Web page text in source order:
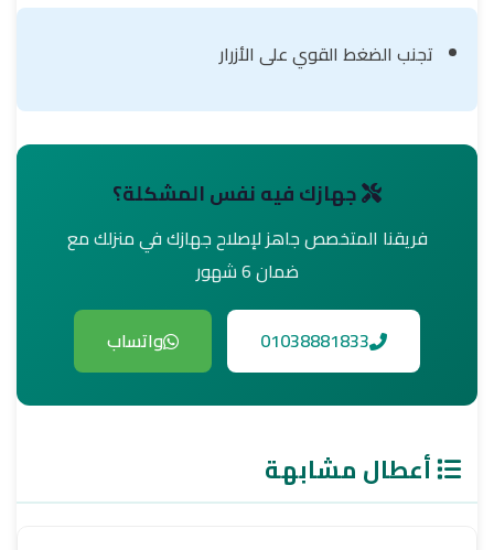
تجنب الضغط القوي على الأزرار
جهازك فيه نفس المشكلة؟
فريقنا المتخصص جاهز لإصلاح جهازك في منزلك مع
ضمان 6 شهور
01038881833 واتساب
أعطال مشابهة